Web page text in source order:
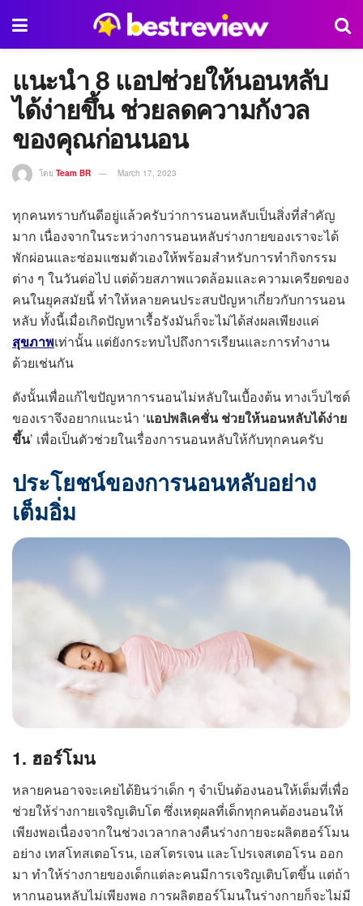
แนะนำ 8 แอปช่วยให้นอนหลับ
ได้ง่ายขึ้น ช่วยลดความกังวล
ของคุณก่อนนอน
โดย Team BR March 17, 2023
ทุกคนทราบกันดีอยู่แล้วครับว่าการนอนหลับเป็นสิ่งที่สำคัญ
มาก เนื่องจากในระหว่างการนอนหลับร่างกายของเราจะได้
พักผ่อนและซ่อมแซมตัวเองให้พร้อมสำหรับการทำกิจกรรม
ต่าง ๆ ในวันต่อไป แต่ด้วยสภาพแวดล้อมและความเครียดของ
คนในยุคสมัยนี้ ทำให้หลายคนประสบปัญหาเกี่ยวกับการนอน
หลับ ทั้งนี้เมื่อเกิดปัญหาเรื้อรังมันก็จะไม่ได้ส่งผลเพียงแค่
สุขภาพเท่านั้น แต่ยังกระทบไปถึงการเรียนและการทำงาน
ด้วยเช่นกัน
ดังนั้นเพื่อแก้ไขปัญหาการนอนไม่หลับในเบื้องต้น ทางเว็บไซต์
ของเราจึงอยากแนะนำ ‘แอปพลิเคชั่น ช่วยให้นอนหลับได้ง่าย
ขึ้น’ เพื่อเป็นตัวช่วยในเรื่องการนอนหลับให้กับทุกคนครับ
ประโยชน์ของการนอนหลับอย่าง
เต็มอิ่ม
1. ฮอร์โมน
หลายคนอาจจะเคยได้ยินว่าเด็ก ๆ จำเป็นต้องนอนให้เต็มที่เพื่อ
ช่วยให้ร่างกายเจริญเติบโต ซึ่งเหตุผลที่เด็กทุกคนต้องนอนให้
เพียงพอเนื่องจากในช่วงเวลากลางคืนร่างกายจะผลิตฮอร์โมน
อย่าง เทสโทสเตอโรน, เอสโตรเจน และโปรเจสเตอโรน ออก
มา ทำให้ร่างกายของเด็กแต่ละคนมีการเจริญเติบโตขึ้น แต่ถ้า
หากนอนหลับไม่เพียงพอ การผลิตฮอร์โมนในร่างกายก็จะไม่มี